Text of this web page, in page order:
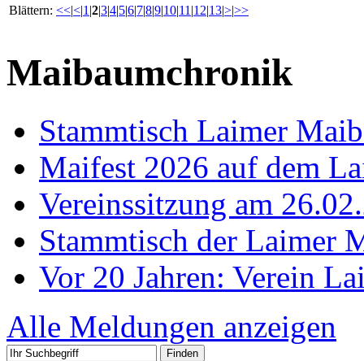
Blättern: <<|<|1 |2|3|4|5|6|7|8|9|10|11 |12|13|>|>>
Maibaumchronik
Stammtisch Laimer
Maifest 2026 auf dem
Vereinssitzung am
Stammtisch der Laimer
Vor 20 Jahren: Verein
Alle Meldungen anzeigen